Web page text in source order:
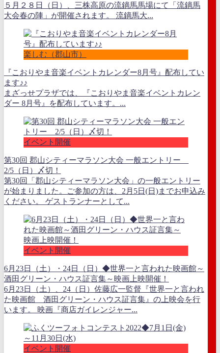
５月２８日（日）、三株高原の流鏑馬馬場にて「流鏑馬
大会春の陣」が開催されます。 流鏑馬大...
楽しむ（郡山市）
『こおりやま音楽イベントカレンダー8月号』配布してい
ます♪♪
まざっせプラザでは、『こおりやま音楽イベントカレン
ダー 8月号』を配布しています。...
イベント開催
第30回 郡山シティーマラソン大会 一般エントリー
2/5（日）〆切！
第30回「郡山シティーマラソン大会」の一般エントリー
が始まりました。ご参加の方は、2月5日(日)までお申込み
ください。 ゲストランナーとして...
イベント開催
6月23日（土）・24日（日）◆世界一と言われた映画館～
酒田グリーン・ハウス証言集～映画上映開催！
6月23日（土）、24（日）佐藤広一監督『世界一と言われ
た映画館 酒田グリーン・ハウス証言集』の上映会を行
います。 映画『商店ガイレンジャー...
イベント開催